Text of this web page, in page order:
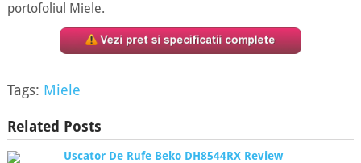
portofoliul Miele.
Tags: Miele
Related Posts
Uscator De Rufe Beko DH8544RX Review